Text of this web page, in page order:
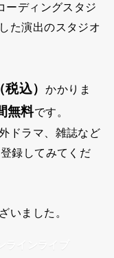
ーディングスタジ
た演出のスタジオ
税込）かかりま
無料です。
ドラマ、雑誌など
録してみてくだ
いました。
ラインライブ